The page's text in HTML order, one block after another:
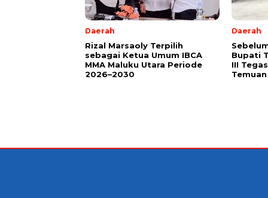
Daerah
Rizal Marsaoly Terpilih
sebagai Ketua Umum IBCA
MMA Maluku Utara Periode
2026–2030
Daerah
Bupati
III